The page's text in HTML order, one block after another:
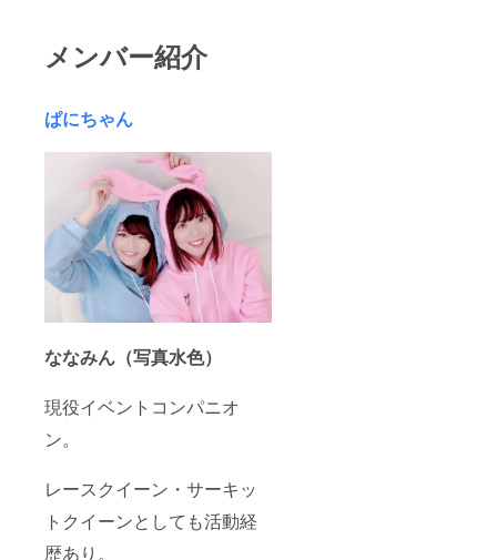
メンバー紹介
ぱにちゃん
ななみん（写真水色）
現役イベントコンパニオ
ン。
レースクイーン・サーキッ
トクイーンとしても活動経
歴あり。